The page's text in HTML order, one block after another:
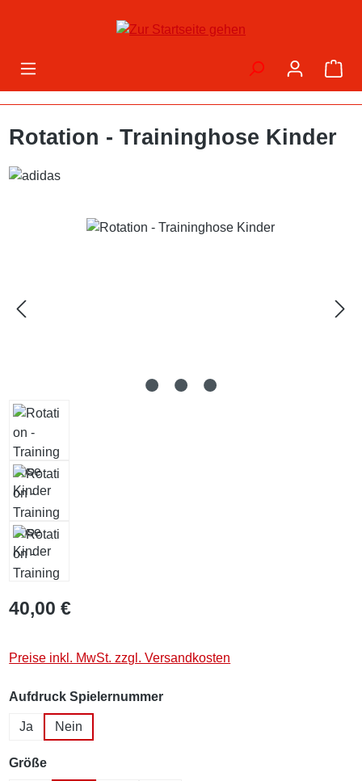
Zum Hauptinhalt springen
Rotation - Traininghose Kinder
Bildergalerie überspringen
40,00 €
Preise inkl. MwSt. zzgl. Versandkosten
Aufdruck Spielernummerauswählen
Ja Nein
Größeauswählen